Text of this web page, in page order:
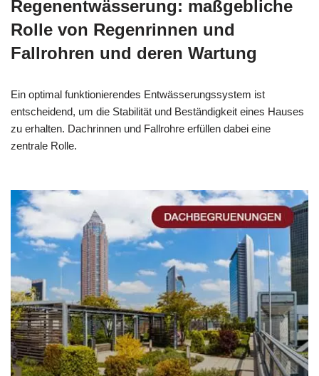
Regenentwässerung: maßgebliche
Rolle von Regenrinnen und
Fallrohren und deren Wartung
Ein optimal funktionierendes Entwässerungssystem ist
entscheidend, um die Stabilität und Beständigkeit eines Hauses
zu erhalten. Dachrinnen und Fallrohre erfüllen dabei eine
zentrale Rolle.